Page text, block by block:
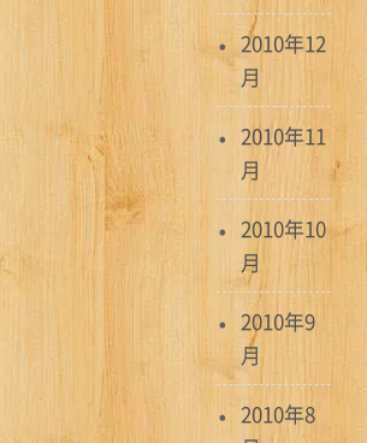
2010年12
月
2010年11
月
2010年10
月
2010年9
月
2010年8